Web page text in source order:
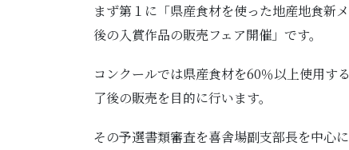
まず第１に「県産食材を使った地産地食新
後の入賞作品の販売フェア開催」です。
コンクールでは県産食材を60％以上使用す
了後の販売を目的に行います。
その予選書類審査を喜舎場副支部長を中心